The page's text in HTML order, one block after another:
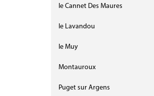
le Cannet Des Maures
le Lavandou
le Muy
Montauroux
Puget sur Argens